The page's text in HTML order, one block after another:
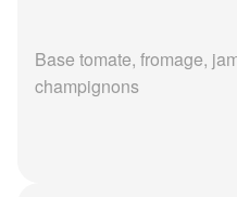
Base tomate, fromage,
champignons